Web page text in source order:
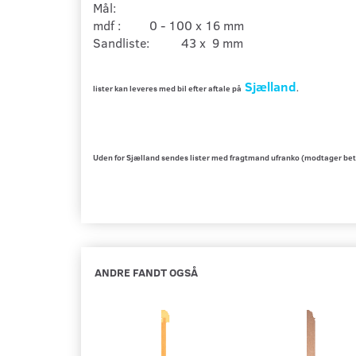
Mål:
mdf : 0 - 100 x 16 mm
Sandliste: 43 x 9 mm
lister kan leveres med bil efter aftale på Sjælland.
Uden for Sjælland sendes lister med fragtmand ufranko (modtager
ANDRE FANDT OGSÅ